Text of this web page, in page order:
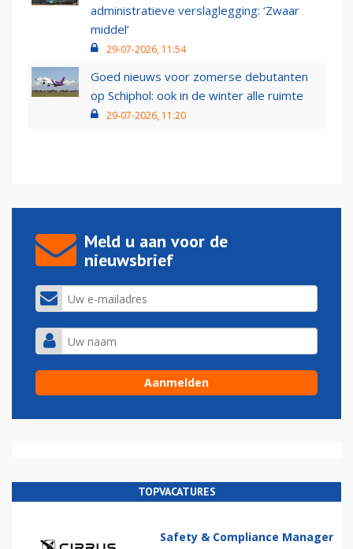
administratieve verslaglegging: ‘Zwaar
middel’
29-07-2026, 11:54
Goed nieuws voor zomerse debutanten
op Schiphol: ook in de winter alle ruimte
29-07-2026, 11:20
Meld u aan voor de
nieuwsbrief
TOPVACATURES
Safety & Compliance Manager